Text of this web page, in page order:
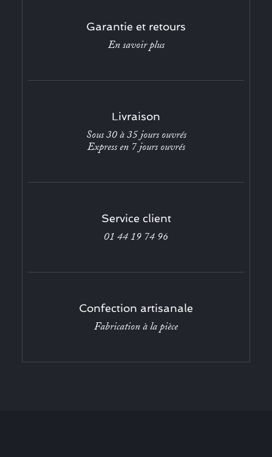
Garantie et retours
En savoir plus
Livraison
Sous 30 à 35 jours ouvrés
Express en 7 jours ouvrés
Service client
01 44 19 74 96
Confection artisanale
Fabrication à la pièce